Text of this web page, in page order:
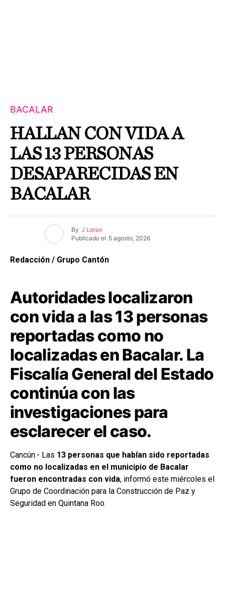
BACALAR
HALLAN CON VIDA A
LAS 13 PERSONAS
DESAPARECIDAS EN
BACALAR
By J Larae
Publicado el 5 agosto, 2026
Redacción / Grupo Cantón
Autoridades localizaron
con vida a las 13 personas
reportadas como no
localizadas en Bacalar. La
Fiscalía General del Estado
continúa con las
investigaciones para
esclarecer el caso.
Cancún.- Las 13 personas que habían sido reportadas
como no localizadas en el municipio de Bacalar
fueron encontradas con vida, informó este miércoles el
Grupo de Coordinación para la Construcción de Paz y
Seguridad en Quintana Roo.